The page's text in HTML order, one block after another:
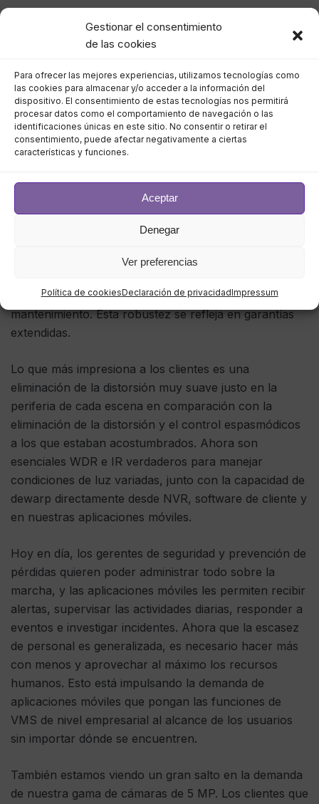
Gestionar el consentimiento
de las cookies
Para ofrecer las mejores experiencias, utilizamos tecnologías como
las cookies para almacenar y/o acceder a la información del
dispositivo. El consentimiento de estas tecnologías nos permitirá
procesar datos como el comportamiento de navegación o las
identificaciones únicas en este sitio. No consentir o retirar el
consentimiento, puede afectar negativamente a ciertas
características y funciones.
Aceptar
Denegar
Ver preferencias
Política de cookiesDeclaración de privacidadImpressum
usuarios?
JB:La calidad robusta y el alto rendimiento a menudo
ocupan un lugar más alto en la lista de prioridades de
las cámaras que las largas listas de funciones, muchas
de las cuales no se utilizan en las aplicaciones típicas.
continúa siendo uno de nuestros modelos más
populares en todo el mundo para una variedad de
cámaras de lente fija y brindar una cobertura de área
amplia excepcional. Esto reduce los costes iniciales y
de pez rara vez fallan, lo que facilita su
mantenimiento. Esta robustez se refleja en garantías
extendidas.
Lo que más impresiona a los clientes es una
eliminación de la distorsión muy suave justo en la
periferia de cada escena en comparación con la
eliminación de la distorsión y el control espasmódicos
a los que estaban acostumbrados. Ahora son
esenciales WDR e IR verdaderos para manejar
condiciones de luz variadas, junto con la capacidad de
dewarp directamente desde NVR, software de cliente y
en nuestras aplicaciones móviles.
Hoy en día, los gerentes de seguridad y prevención de
pérdidas quieren poder administrar todo sobre la
marcha, y las aplicaciones móviles les permiten recibir
alertas, supervisar las actividades diarias, responder a
eventos e investigar incidentes. Ahora que la escasez
de personal es generalizada, es necesario hacer más
con menos y aprovechar al máximo los recursos
humanos. Esto está impulsando la demanda de
aplicaciones móviles que pongan las funciones de
VMS de nivel empresarial al alcance de los usuarios
sin importar dónde se encuentren.
También estamos viendo un gran salto en la demanda
de nuestra gama de cámaras de 5 MP. Los clientes que